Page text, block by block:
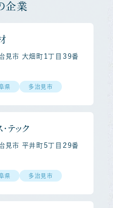
企業
市 大畑町１丁目３９番
県 多治見市
テック
市 平井町５丁目２９番
県 多治見市